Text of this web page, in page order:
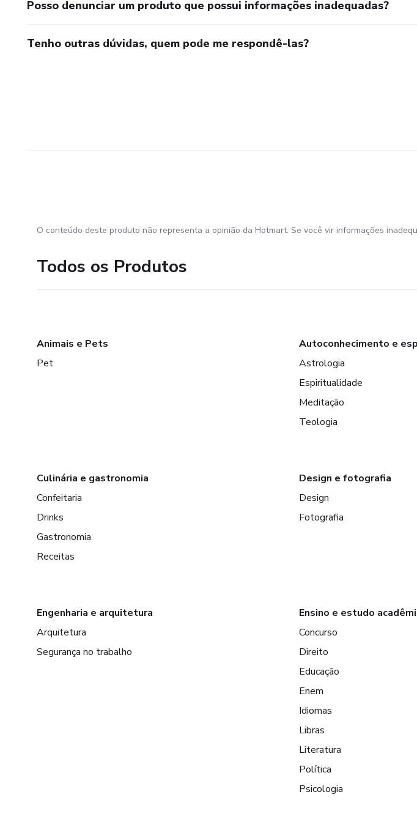
Posso denunciar um produto que possui informações inadequadas?
Tenho outras dúvidas, quem pode me respondê-las?
O conteúdo deste produto não representa a opinião da Hotmart. Se você vir informações
Todos os Produtos
Animais e Pets
Pet
Autoconhecimento e
Astrologia
Espiritualidade
Meditação
Teologia
Culinária e gastronomia
Confeitaria
Drinks
Gastronomia
Receitas
Design e fotografia
Design
Fotografia
Engenharia e arquitetura
Arquitetura
Segurança no trabalho
Ensino e estudo
Concurso
Direito
Educação
Enem
Idiomas
Libras
Literatura
Política
Psicologia